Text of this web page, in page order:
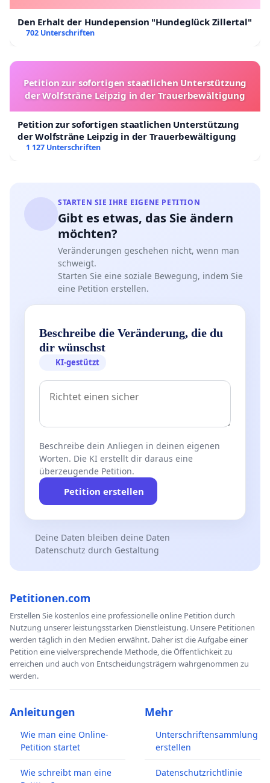
Den Erhalt der Hundepension "Hundeglück Zillertal"
702 Unterschriften
Petition zur sofortigen staatlichen Unterstützung
der Wolfsträne Leipzig in der Trauerbewältigung
Petition zur sofortigen staatlichen Unterstützung
der Wolfsträne Leipzig in der Trauerbewältigung
1 127 Unterschriften
STARTEN SIE IHRE EIGENE PETITION
Gibt es etwas, das Sie ändern
möchten?
Veränderungen geschehen nicht, wenn man
schweigt.
Starten Sie eine soziale Bewegung, indem Sie
eine Petition erstellen.
Beschreibe die Veränderung, die du
dir wünschst
KI-gestützt
Beschreibe dein Anliegen in deinen eigenen
Worten. Die KI erstellt dir daraus eine
überzeugende Petition.
Petition erstellen
Deine Daten bleiben deine Daten
Datenschutz durch Gestaltung
Petitionen.com
Erstellen Sie kostenlos eine professionelle online Petition durch
Nutzung unserer leistungsstarken Dienstleistung. Unsere Petitionen
werden täglich in den Medien erwähnt. Daher ist die Aufgabe einer
Petition eine vielversprechende Methode, die Öffentlichkeit zu
erreichen und auch von Entscheidungsträgern wahrgenommen zu
werden.
Anleitungen
Wie man eine Online-
Petition startet
Wie schreibt man eine
Mehr
Unterschriftensammlung
erstellen
Datenschutzrichtlinie